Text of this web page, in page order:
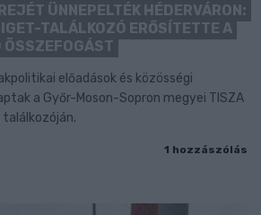
ÜNNEPELTÉK HÉDERVÁRON:
TALÁLKOZÓ ERŐSÍTETTE A
ÖSSZEFOGÁST
előadások és közösségi
a Győr-Moson-Sopron megyei TISZA
1 hozzászólás